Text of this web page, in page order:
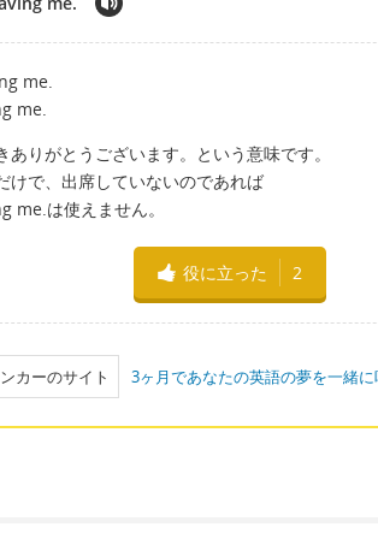
me.
me.
ありがとうございます。という意味です。
けで、出席していないのであれば
は使えません。
役に立った 2
カーのサイト 3ヶ月であなたの英語の夢を一緒